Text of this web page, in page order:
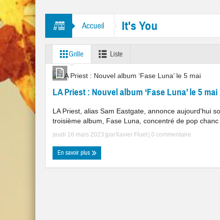
“Mr. Tambourine Man” et “Like A Rolling Stone”
Accueil It's You
Grille Liste
LA Priest : Nouvel album ‘Fase Luna’ le 5 mai
LA Priest, alias Sam Eastgate, annonce aujourd'hui
troisième album, Fase Luna, concentré de pop chanc
jeudi 16 mars 2023 |parXavier Fluet 0 commentaire
En savoir plus